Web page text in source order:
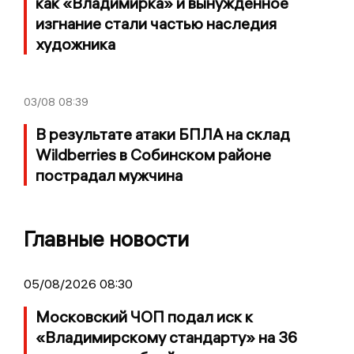
изгнание стали частью наследия
художника
03/08 08:39
В результате атаки БПЛА на склад
Wildberries в Собинском районе
пострадал мужчина
Главные новости
05/08/2026 08:30
Московский ЧОП подал иск к
«Владимирскому стандарту» на 36